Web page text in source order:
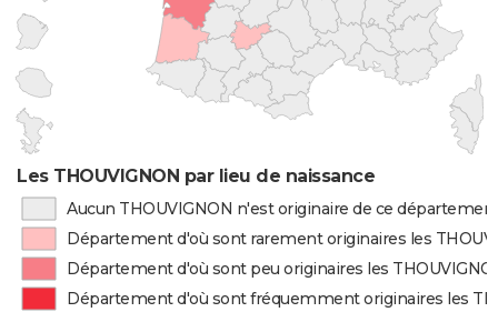
Les THOUVIGNON par lieu de naissance
Aucun THOUVIGNON n'est originaire de ce
Département d'où sont rarement originaires les
Département d'où sont peu originaires les
Département d'où sont fréquemment originaires les